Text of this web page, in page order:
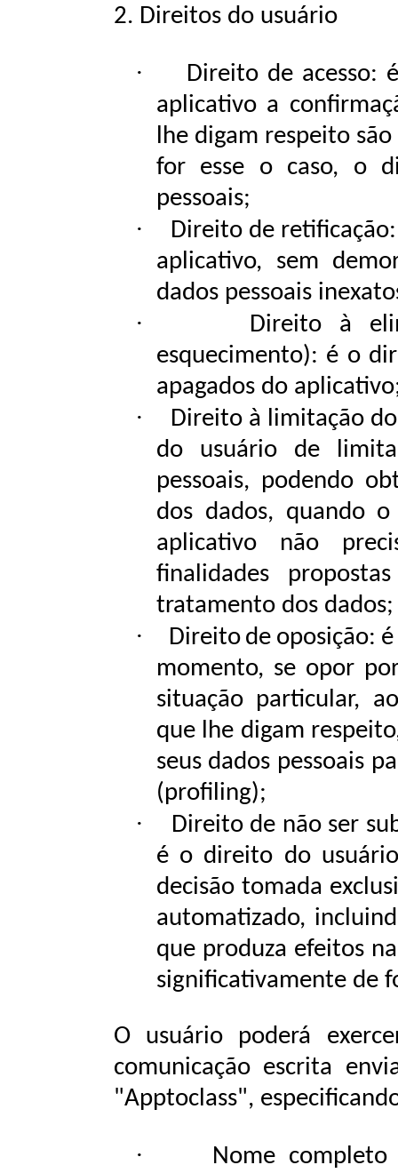
2. Direitos do usuário
·
Direito de acesso:
aplicativo a
lhe digam respeito
for esse o caso, o
pessoais;
·
Direito de
aplicativo, sem
dados pessoais
·
Direito à
esquecimento): é o
apagados do
·
Direito à limitação
do usuário de
pessoais, podendo
dos dados, quando
aplicativo não
finalidades
tratamento dos dados;
· Direito de oposição: é
momento, se opor
situação particular,
que lhe digam
seus dados pessoais
(profiling);
·
Direito de não ser
é o direito do
decisão tomada
automatizado,
que produza efeitos na
significativamente de
O usuário poderá
comunicação escrita
"Apptoclass",
·
Nome